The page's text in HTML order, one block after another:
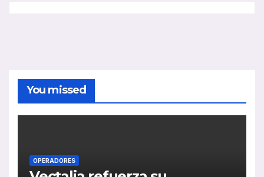
You missed
OPERADORES